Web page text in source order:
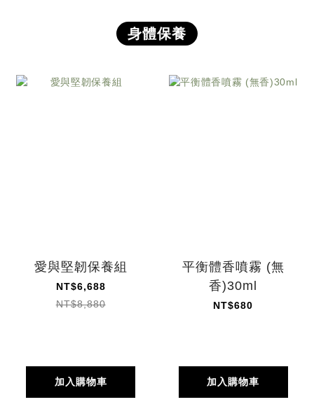
身體保養
愛與堅韌保養組
NT$6,688
NT$8,880
加入購物車
平衡體香噴霧 (無
香)30ml
NT$680
加入購物車